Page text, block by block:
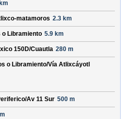
matamoros 2.3 km
o Libramiento 5.9 km
150D/Cuautla 280 m
o Libramiento/Vía Atlixcáyotl
Av 11 Sur 500 m